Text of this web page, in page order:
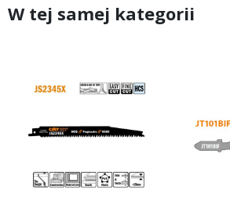
W tej samej kategorii